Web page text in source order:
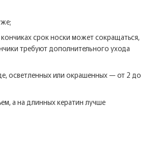
срок носки может сокращаться,
требуют дополнительного ухода
осветленных или окрашенных — от 2 до
а на длинных кератин лучше